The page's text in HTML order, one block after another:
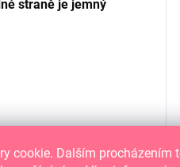
cookie. Dalším procházením
straně je jemný